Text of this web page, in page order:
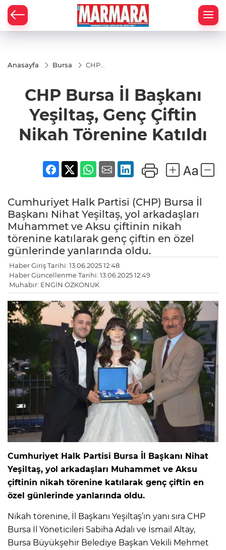
Anasayfa Bursa
CHP
Genç
Nikah
Törenine
Katıldı
CHP Bursa İl Başkanı
Yeşiltaş, Genç Çiftin
Nikah Törenine Katıldı
Cumhuriyet Halk Partisi (CHP) Bursa İl
Başkanı Nihat Yeşiltaş, yol arkadaşları
Muhammet ve Aksu çiftinin nikah
törenine katılarak genç çiftin en özel
günlerinde yanlarında oldu.
Haber Giriş Tarihi: 13.06.2025 12:48
Haber Güncellenme Tarihi: 13.06.2025 12:49
Muhabir: ENGİN ÖZKONUK
Cumhuriyet Halk Partisi Bursa İl Başkanı Nihat
Yeşiltaş, yol arkadaşları Muhammet ve Aksu
çiftinin nikah törenine katılarak genç çiftin en
özel günlerinde yanlarında oldu.
Nikah törenine, İl Başkanı Yeşiltaş’ın yanı sıra CHP
Bursa İl Yöneticileri Sabiha Adalı ve İsmail Altay,
Bursa Büyükşehir Belediye Başkan Vekili Mehmet